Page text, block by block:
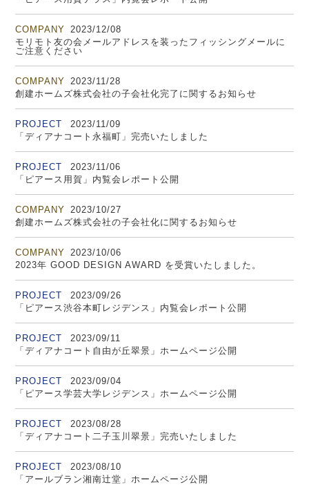
COMPANY
2023/12/08
モリモト友の会メールアドレスを装ったフィッシングメールに
ご注意ください
COMPANY
2023/11/28
創建ホームズ株式会社の子会社化完了に関するお知らせ
PROJECT
2023/11/09
「ディアナコート永福町」完売いたしました
PROJECT
2023/11/06
「ピアース用賀」内覧会レポート公開
COMPANY
2023/10/27
創建ホームズ株式会社の子会社化に関するお知らせ
COMPANY
2023/10/06
2023年 GOOD DESIGN AWARD を受賞いたしました。
PROJECT
2023/09/26
「ピアース渋谷本町レジデンス」内覧会レポート公開
PROJECT
2023/09/11
「ディアナコート自由が丘翠景」ホームページ公開
PROJECT
2023/09/04
「ピアース学芸大学レジデンス」ホームページ公開
PROJECT
2023/08/28
「ディアナコート二子玉川翠景」完売いたしました
PROJECT
2023/08/10
「アールブラン湘南辻堂」ホームページ公開